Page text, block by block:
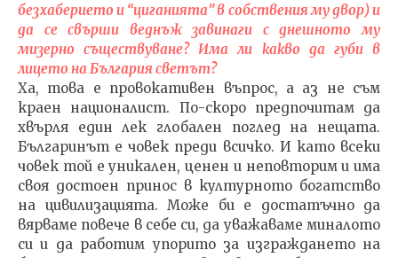
безхаберието и “циганията” в собствения му двор) и
да се свърши веднъж завинаги с днешното му
мизерно съществуване? Има ли какво да губи в
лицето на България светът?
Ха, това е провокативен въпрос, а аз не съм
краен националист. По-скоро предпочитам да
хвърля един лек глобален поглед на нещата.
Българинът е човек преди всичко. И като всеки
човек той е уникален, ценен и неповторим и има
своя достоен принос в културното богатство
на цивилизацията. Може би е достатъчно да
вярваме повече в себе си, да уважаваме миналото
си и да работим упорито за изграждането на